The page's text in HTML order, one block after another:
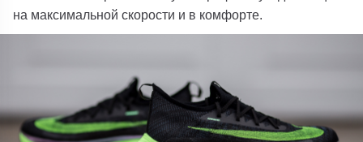
на максимальной скорости и в комфорте.